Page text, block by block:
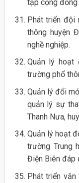
tập cộng đồng
Phát triển đội
thông huyện
nghề nghiệp.
Quản lý
trường phổ
Quản lý đổi
quản lý sự
Thanh Nưa,
Quản lý hoạt
trường Trung
Điện Biên đáp
Phát triển